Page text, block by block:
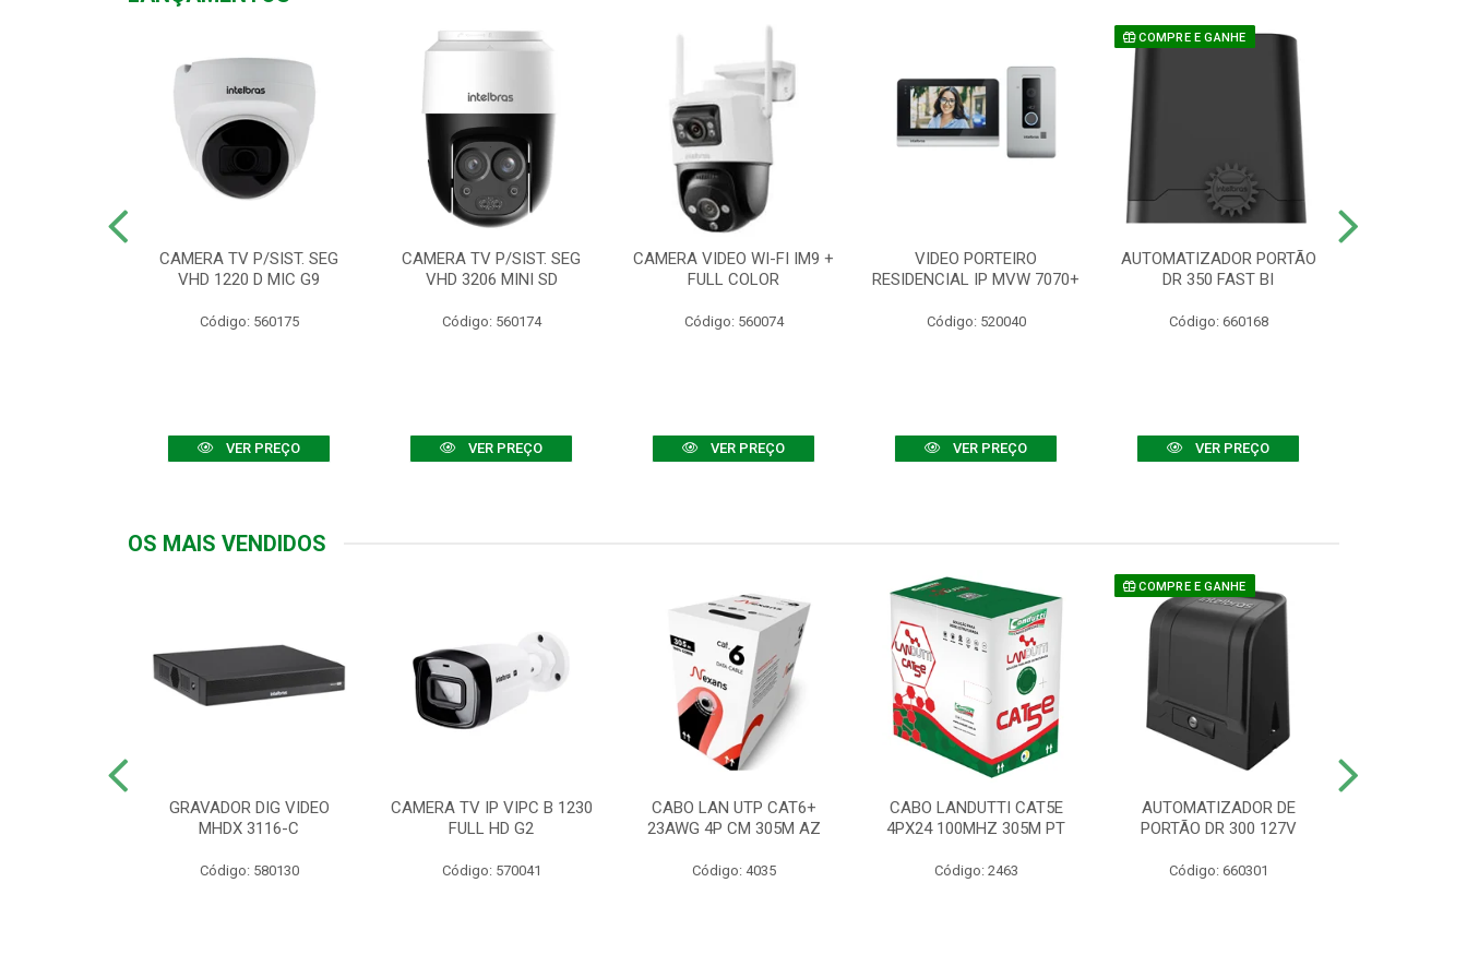
CAMERA TV P/SIST. SEG
VHD 1220 D MIC G9
Código: 560175
VER PREÇO
CAMERA TV P/SIST. SEG
VHD 3206 MINI SD
Código: 560174
VER PREÇO
CAMERA VIDEO WI-FI IM9 +
FULL COLOR
Código: 560074
VER PREÇO
VIDEO PORTEIRO
RESIDENCIAL IP MVW 7070+
Código: 520040
VER PREÇO
COMPRE E GANHE
AUTOMATIZADOR PORTÃO
DR 350 FAST BI
Código: 660168
VER PREÇO
OS MAIS VENDIDOS
GRAVADOR DIG VIDEO
MHDX 3116-C
Código: 580130
CAMERA TV IP VIPC B 1230
FULL HD G2
Código: 570041
CABO LAN UTP CAT6+
23AWG 4P CM 305M AZ
Código: 4035
CABO LANDUTTI CAT5E
4PX24 100MHZ 305M PT
Código: 2463
COMPRE E GANHE
AUTOMATIZADOR DE
PORTÃO DR 300 127V
Código: 660301